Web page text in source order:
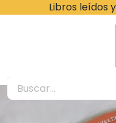
Libros leídos